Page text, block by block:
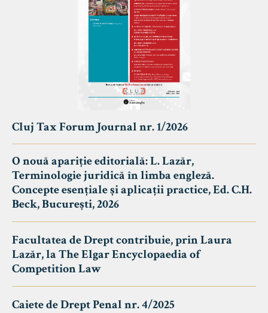
Cluj Tax Forum Journal nr. 1/2026
O nouă apariție editorială: L. Lazăr,
Terminologie juridică în limba engleză.
Concepte esențiale și aplicații practice, Ed. C.H.
Beck, București, 2026
Facultatea de Drept contribuie, prin Laura
Lazăr, la The Elgar Encyclopaedia of
Competition Law
Caiete de Drept Penal nr. 4/2025